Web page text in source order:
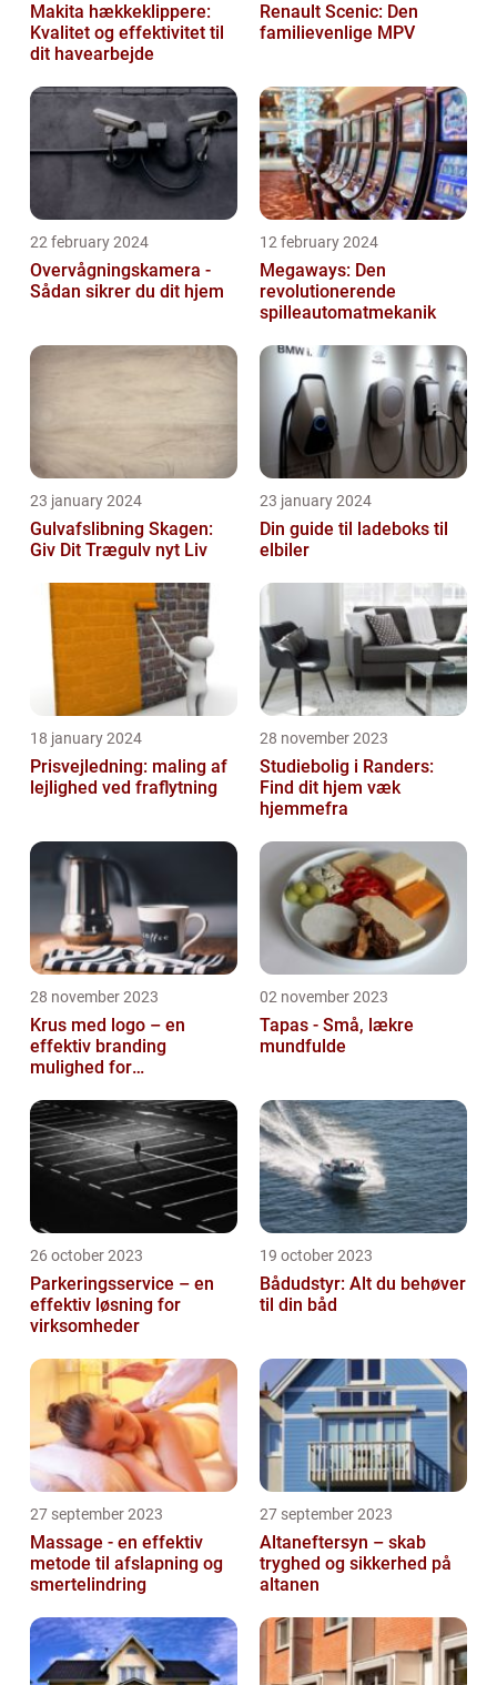
Makita hækkeklippere:
Kvalitet og effektivitet til
dit havearbejde
Renault Scenic: Den
familievenlige MPV
22 february 2024
Overvågningskamera -
Sådan sikrer du dit hjem
12 february 2024
Megaways: Den
revolutionerende
spilleautomatmekanik
23 january 2024
Gulvafslibning Skagen:
Giv Dit Trægulv nyt Liv
23 january 2024
Din guide til ladeboks til
elbiler
18 january 2024
Prisvejledning: maling af
lejlighed ved fraflytning
28 november 2023
Studiebolig i Randers:
Find dit hjem væk
hjemmefra
28 november 2023
Krus med logo – en
effektiv branding
mulighed for
02 november 2023
Tapas - Små, lækre
mundfulde
26 october 2023
Parkeringsservice – en
effektiv løsning for
virksomheder
19 october 2023
Bådudstyr: Alt du behøver
til din båd
27 september 2023
Massage - en effektiv
metode til afslapning og
smertelindring
27 september 2023
Altaneftersyn – skab
tryghed og sikkerhed på
altanen